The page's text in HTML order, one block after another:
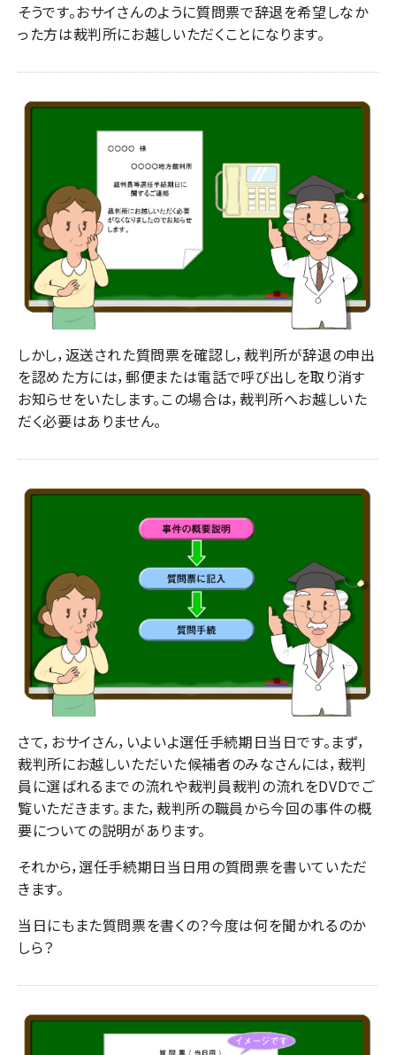
そうです。おサイさんのように質問票で辞退を希望しなか
った方は裁判所にお越しいただくことになります。
しかし，返送された質問票を確認し，裁判所が辞退の申出
を認めた方には，郵便または電話で呼び出しを取り消す
お知らせをいたします。この場合は，裁判所へお越しいた
だく必要はありません。
さて，おサイさん，いよいよ選任手続期日当日です。まず，
裁判所にお越しいただいた候補者のみなさんには，裁判
員に選ばれるまでの流れや裁判員裁判の流れをDVDでご
覧いただきます。また，裁判所の職員から今回の事件の概
要についての説明があります。
それから，選任手続期日当日用の質問票を書いていただ
きます。
当日にもまた質問票を書くの？今度は何を聞かれるのか
しら？